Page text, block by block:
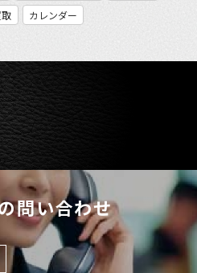
カレンダー
問い合わせ